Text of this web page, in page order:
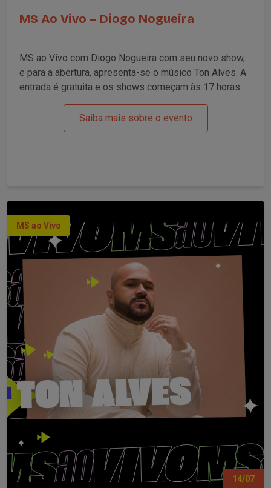
MS Ao Vivo – Diogo Nogueira
MS ao Vivo com Diogo Nogueira com seu novo show,
e para a abertura, apresenta-se o músico Ton Alves. A
entrada é gratuita e os shows começam às 17 horas. ...
Saiba mais sobre o evento
MS ao Vivo
14/07